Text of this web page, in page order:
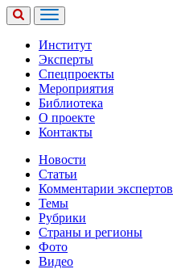
Институт
Эксперты
Спецпроекты
Мероприятия
Библиотека
О проекте
Контакты
Новости
Статьи
Комментарии экспертов
Темы
Рубрики
Страны и регионы
Фото
Видео